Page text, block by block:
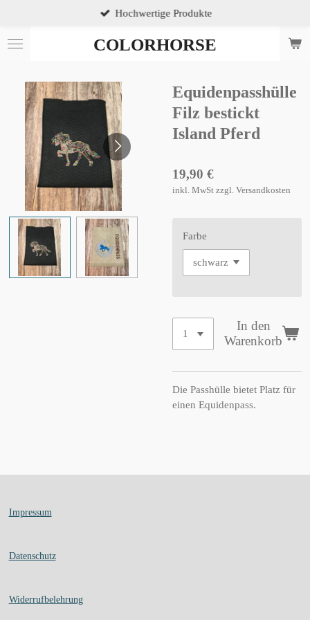
springen
COLORHORSE
Hochwertige Produkte
Equidenpasshülle
Filz bestickt
Island Pferd
19,90 €
inkl. MwSt zzgl. Versandkosten
Farbe
In den
Warenkorb
Die Passhülle bietet Platz für
einen Equidenpass.
Impressum
Datenschutz
Widerrufbelehrung